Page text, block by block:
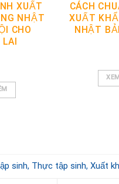
XUẤT
NHẬT
CHO
CÁCH
XUẤT
NHẬT
sinh, Thực tập sinh, Xuất